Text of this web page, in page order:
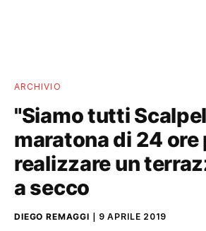
ARCHIVIO
"Siamo tutti
maratona di 24 ore
realizzare un
a secco
DIEGO REMAGGI 9 APRILE 2019